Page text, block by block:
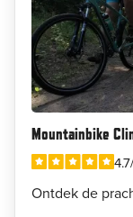
Mountainbike
Ontdek de